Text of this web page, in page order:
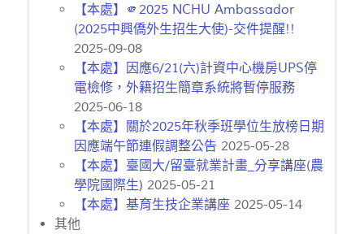
【本處】🫵2025 NCHU Ambassador
(2025中興僑外生招生大使)-交件提醒!!
2025-09-08
【本處】因應6/21(六)計資中心機房UPS停
電檢修，外籍招生簡章系統將暫停服務
2025-06-18
【本處】關於2025年秋季班學位生放榜日期
因應端午節連假調整公告 2025-05-28
【本處】臺國大/留臺就業計畫_分享講座(農
學院國際生) 2025-05-21
【本處】基育生技企業講座 2025-05-14
其他